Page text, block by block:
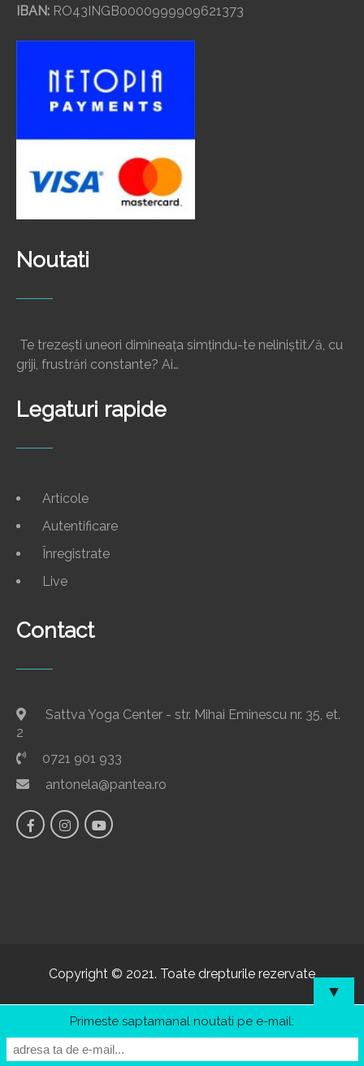
IBAN: RO43INGB0000999909621373
Noutati
Te trezești uneori dimineața simțindu-te neliniștit/ă, cu
griji, frustrări constante? Ai…
Legaturi rapide
Articole
Autentificare
Înregistrate
Live
Contact
Sattva Yoga Center - str. Mihai Eminescu nr. 35, et.
2
0721 901 933
antonela@pantea.ro
Copyright © 2021. Toate drepturile rezervate
▼
Primeste saptamanal noutati pe e-mail: